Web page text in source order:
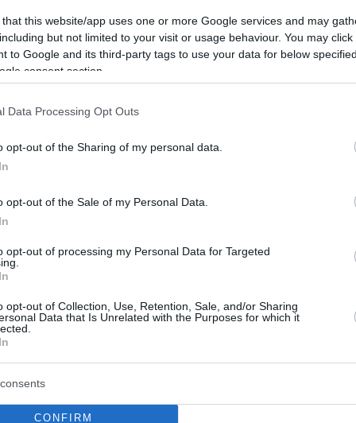
that this website/app uses one or more Google services and may
but not limited to your visit or usage behaviour. You may
to Google and its third-party tags to use your data for below
consent section.
Data Processing Opt Outs
opt-out of the Sharing of my personal data.
opt-out of the Sale of my Personal Data.
opt-out of processing my Personal Data for Targeted
opt-out of Collection, Use, Retention, Sale, and/or Sharing
Data that Is Unrelated with the Purposes for which it
CONFIRM
ηλικιωμένη τουρίστρια
στην Αλόνησσο -
στο νοσοκομείο
στο νοσοκομείο σε καλή κατάσταση, υπό
επίβλεψη, μέχρι να βεβαιωθούν οι γιατροί ότι έχει
τον κίνδυνο
19